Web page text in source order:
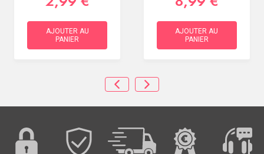
AJOUTER AU
PANIER
AJOUTER AU
PANIER